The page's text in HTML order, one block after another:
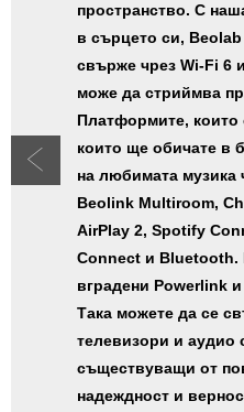
пространство. С
в сърцето си,
свърже чрез Wi-Fi 6
може да стриймва
Платформите, които
които ще обичате в
на любимата музика
Beolink Multiroom,
AirPlay 2, Spotify
Connect и Bluetooth.
вградени Powerlink
Така можете да се
телевизори и аудио
съществуващи от
надеждност и